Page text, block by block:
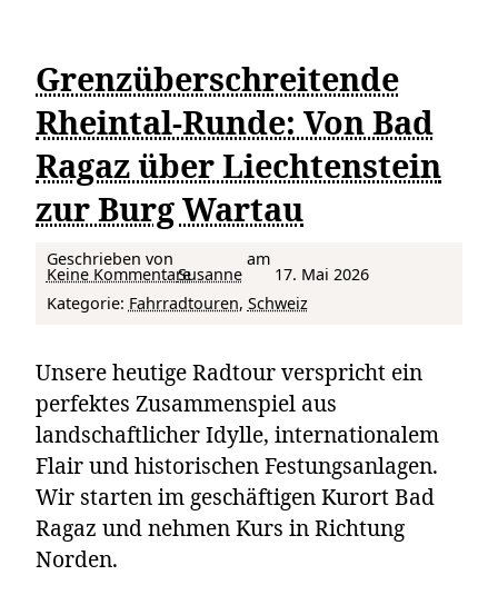
Grenzüberschreitende
Rheintal-Runde: Von Bad
Ragaz über Liechtenstein
zur Burg Wartau
Geschrieben von
Susanne
am
17. Mai 2026
Keine Kommentarezu Grenzüberschreitende Rheintal-Runde: Von Bad Ragaz über Liechtenstein zur Burg Wartau
Kategorie: Fahrradtouren, Schweiz
Unsere heutige Radtour verspricht ein
perfektes Zusammenspiel aus
landschaftlicher Idylle, internationalem
Flair und historischen Festungsanlagen.
Wir starten im geschäftigen Kurort Bad
Ragaz und nehmen Kurs in Richtung
Norden.